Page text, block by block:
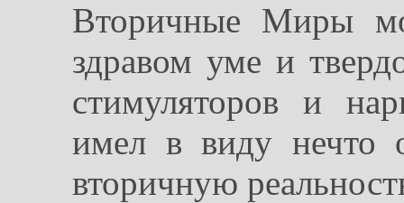
Вторичные Миры
здравом уме и
стимуляторов и
имел в виду нечто
вторичную